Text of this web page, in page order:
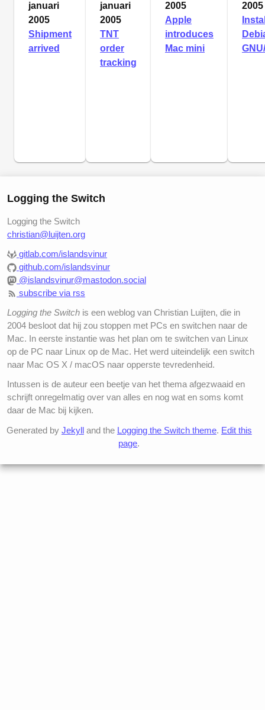
januari
2005
Shipment
arrived
januari
2005
TNT
order
tracking
2005
Apple
introduces
Mac mini
2005
Logging the Switch
Logging the Switch
christian@luijten.org
gitlab.com/islandsvinur
github.com/islandsvinur
@islandsvinur@mastodon.social
subscribe via rss
Logging the Switch is een weblog van Christian Luijten, die in
2004 besloot dat hij zou stoppen met PCs en switchen naar de
Mac. In eerste instantie was het plan om te switchen van Linux
op de PC naar Linux op de Mac. Het werd uiteindelijk een switch
naar Mac OS X / macOS naar opperste tevredenheid.
Intussen is de auteur een beetje van het thema afgezwaaid en
schrijft onregelmatig over van alles en nog wat en soms komt
daar de Mac bij kijken.
Generated by Jekylland the Logging the Switch theme. Edit this
page.